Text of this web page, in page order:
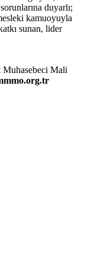
duyarlı;
kamuoyuyla
sunan, lider
Mali